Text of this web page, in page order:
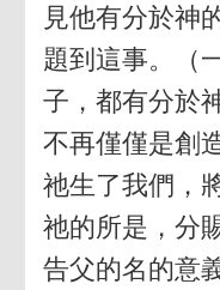
見他有分於神
題到這事。（
子，都有分於
不再僅僅是創
祂生了我們，
祂的所是，分
告父的名的意義